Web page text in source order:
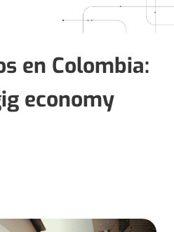
en Colombia:
economy